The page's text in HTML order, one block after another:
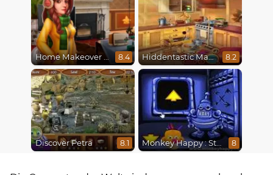
Home Makeover 2 Hidden Object 8.4 Hiddentastic Mansion 8.2
Discover Petra 8.1 Monkey Happy : Stage 0112 8